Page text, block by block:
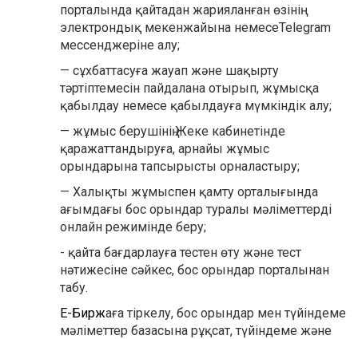
порталында қайтадан жарияланған өзінің
электрондық мекенжайына немесеTelegram
мессенджеріне алу;
— сұхбаттасуға жауап және шақырту
тәртіптемесін пайдалана отырып, жұмысқа
қабылдау немесе қабылдауға мүмкіндік алу;
— жұмыс берушінің Жеке кабинетінде
қаражаттандыруға, арнайы жұмыс
орындарына тапсырысты орналастыру;
— Халықты жұмыспен қамту орталығында
ағымдағы бос орындар туралы мәліметтерді
онлайн режимінде беру;
- қайта бағдарлауға тестен өту және тест
нәтижесіне сәйкес, бос орындар порталынан
табу.
Е-Биржаға тіркелу, бос орындар мен түйіндеме
мәліметтер базасына рұқсат, түйіндеме және